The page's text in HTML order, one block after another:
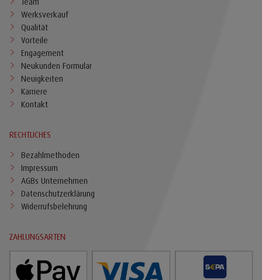
Werksverkauf
Qualität
Vorteile
Engagement
Neukunden Formular
Neuigkeiten
Karriere
Kontakt
RECHTLICHES
Bezahlmethoden
Impressum
AGBs Unternehmen
Datenschutzerklärung
Widerrufsbelehrung
ZAHLUNGSARTEN